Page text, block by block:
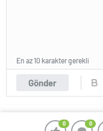
0 0
Gönder
En az 10 karakter gerekli
© 2025 Haberlerin -